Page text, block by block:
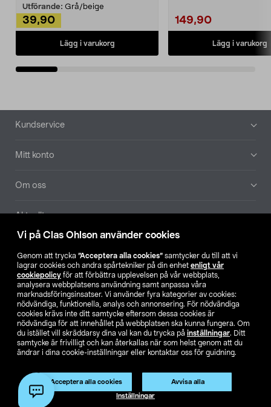
Vi på Clas Ohlson använder cookies
Genom att trycka ”Acceptera alla cookies” samtycker du till att vi
lagrar cookies och andra spårtekniker på din enhet enligt vår
cookiepolicy för att förbättra upplevelsen på vår webbplats,
analysera webbplatsens användning samt anpassa våra
marknadsföringsinsatser. Vi använder fyra kategorier av cookies:
nödvändiga, funktionella, analys och annonsering. För nödvändiga
cookies krävs inte ditt samtycke eftersom dessa cookies är
nödvändiga för att innehållet på webbplatsen ska kunna fungera. Om
du istället vill skräddarsy dina val kan du trycka på inställningar. Ditt
samtycke är frivilligt och kan återkallas när som helst genom att du
ändrar i dina cookie-inställningar eller kontaktar oss för guidning.
Acceptera alla cookies Avvisa alla
Inställningar
Utförande: Grå/beige
39,90
Lägg i varukorg
149,90
Lägg i varukorg
Sidfot
Kundservice
Mitt konto
Om oss
Aktuellt
Hitta butik
SE NO FI
Köpvillkor Privacy statement Klubbvillkor
För företag
Ändra till priser exklusive moms